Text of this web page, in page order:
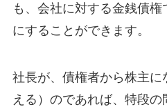
も、会社に対する金銭債
にすることができます。
社長が、債権者から株主に
える）のであれば、特段